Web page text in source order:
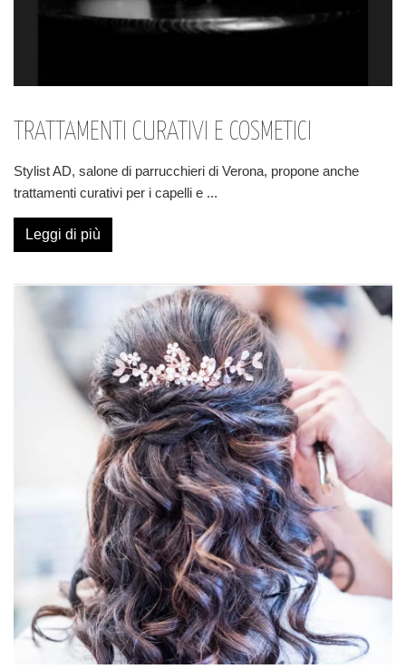
TRATTAMENTI CURATIVI E COSMETICI
Stylist AD, salone di parrucchieri di Verona, propone anche
trattamenti curativi per i capelli e ...
Leggi di più